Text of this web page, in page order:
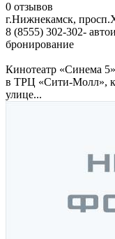
0 отзывов
г.Нижнекамск,
8 (8555) 302-302-
бронирование
Кинотеатр «Синема
в ТРЦ «Сити-Молл»,
улице...